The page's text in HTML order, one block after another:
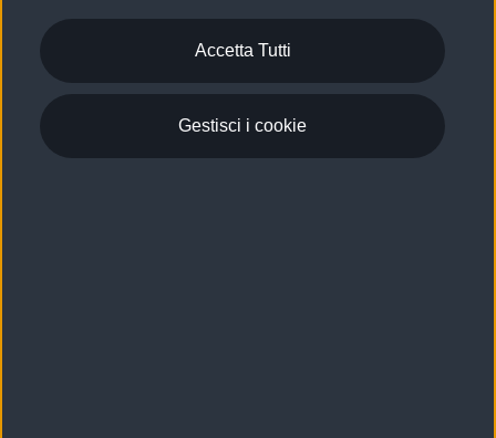
Accetta Tutti
Gestisci i cookie
garanzia fino a 4 anni per una maggiore tutela del tuo
acquisto.